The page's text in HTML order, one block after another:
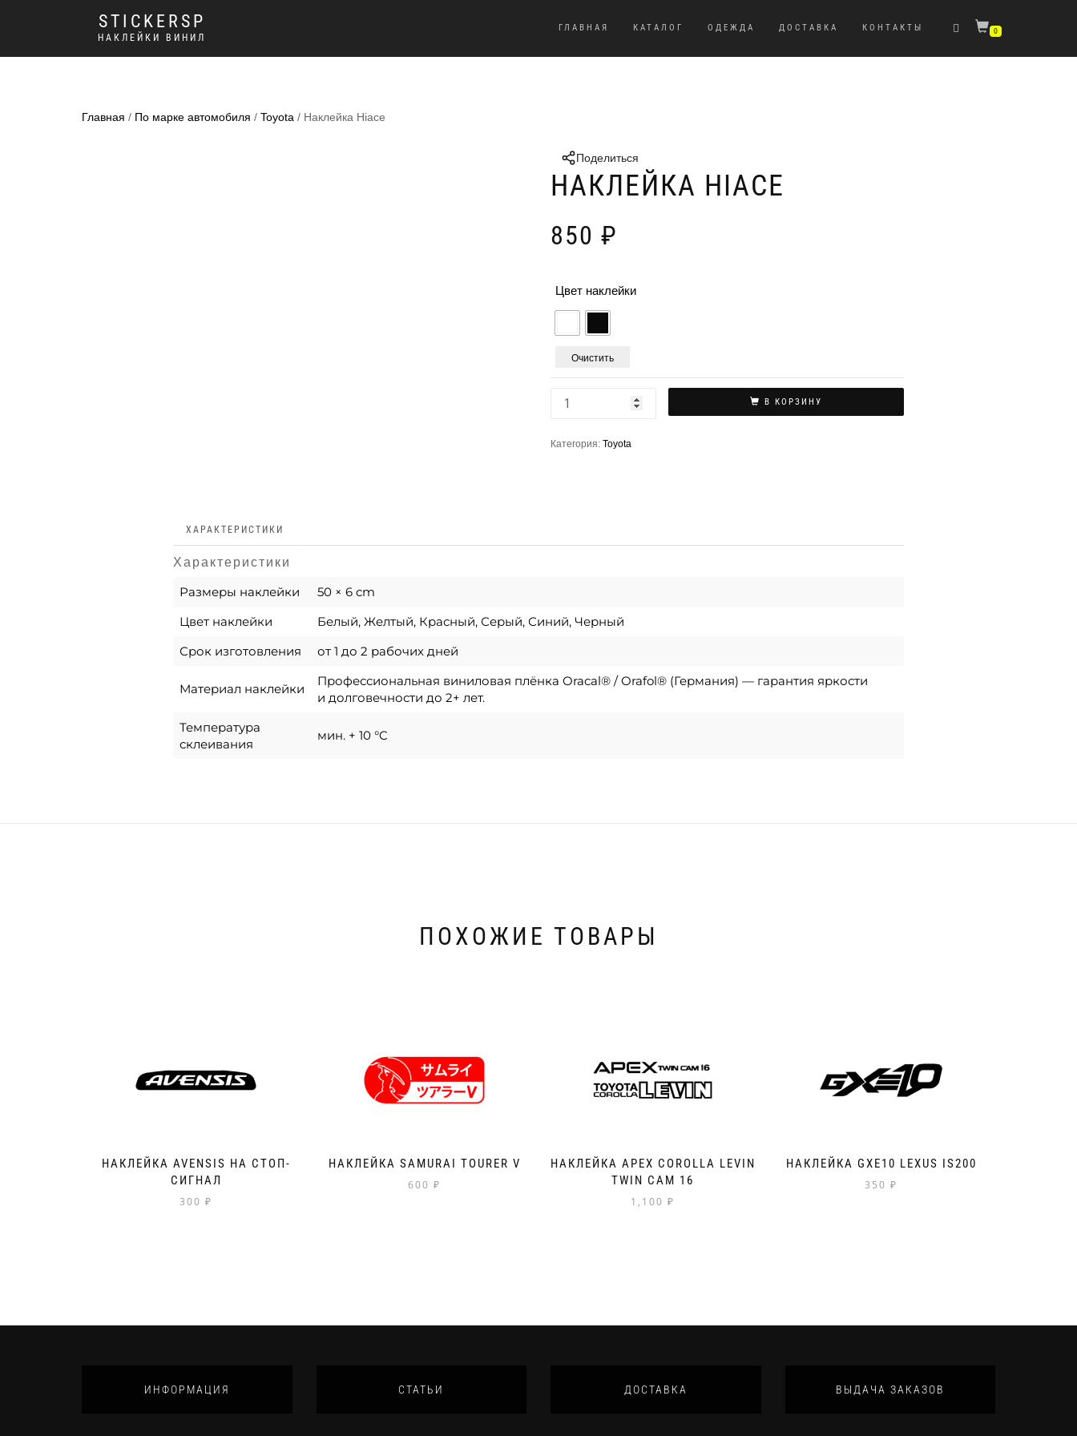
STICKERSP
НАКЛЕЙКИ ВИНИЛ
ГЛАВНАЯ КАТАЛОГ ОДЕЖДА ДОСТАВКА КОНТАКТЫ 0
Главная / По марке автомобиля / Toyota / Наклейка Hiace
Поделиться
НАКЛЕЙКА HIACE
850 ₽
Цвет наклейки
Очистить
В КОРЗИНУ
Категория: Toyota
ХАРАКТЕРИСТИКИ
Характеристики
Размеры наклейки
50 × 6 cm
Цвет наклейки
Белый, Желтый, Красный, Серый, Синий, Черный
Срок изготовления
от 1 до 2 рабочих дней
Материал наклейки
Профессиональная виниловая плёнка Oracal® / Orafol® (Германия) — гарантия яркости
и долговечности до 2+ лет.
Температура
склеивания
мин. + 10 °C
ПОХОЖИЕ ТОВАРЫ
НАКЛЕЙКА AVENSIS НА СТОП-
СИГНАЛ
300 ₽
НАКЛЕЙКА SAMURAI TOURER V
600 ₽
НАКЛЕЙКА APEX COROLLA LEVIN
TWIN CAM 16
1,100 ₽
НАКЛЕЙКА GXE10 LEXUS IS200
350 ₽
ИНФОРМАЦИЯ СТАТЬИ ДОСТАВКА ВЫДАЧА ЗАКАЗОВ